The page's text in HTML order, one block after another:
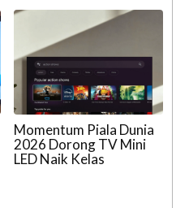
Momentum Piala Dunia
2026 Dorong TV Mini
LED Naik Kelas